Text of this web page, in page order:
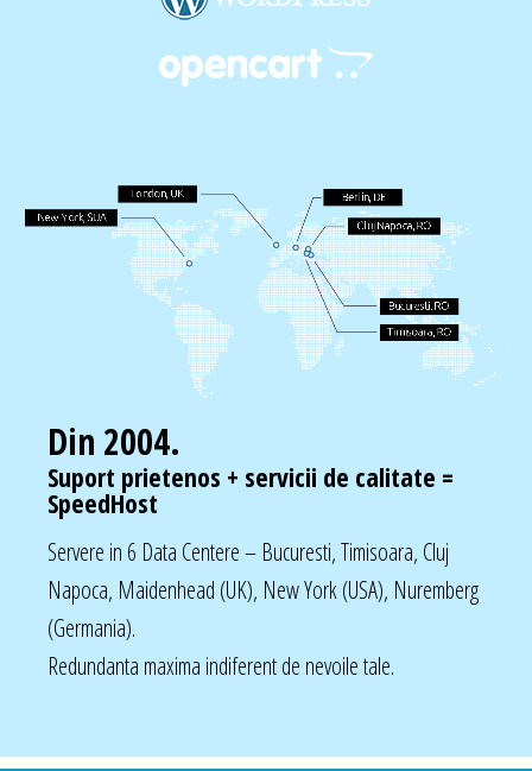
Din 2004.
Suport prietenos + servicii de calitate =
SpeedHost
Servere in 6 Data Centere – Bucuresti, Timisoara, Cluj
Napoca, Maidenhead (UK), New York (USA), Nuremberg
(Germania).
Redundanta maxima indiferent de nevoile tale.